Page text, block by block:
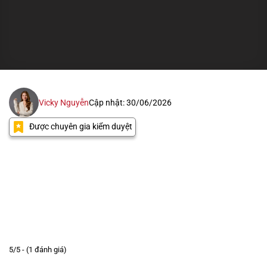
Vicky NguyễnCập nhật: 30/06/2026
Được chuyên gia kiểm duyệt
5/5 - (1 đánh giá)